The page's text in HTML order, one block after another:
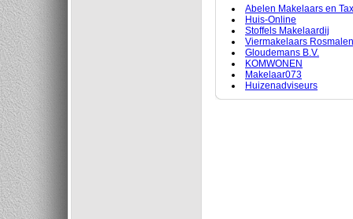
Abelen Makelaars en
Huis-Online
Stoffels Makelaardij
Viermakelaars Rosmalen
Gloudemans B.V.
KOMWONEN
Makelaar073
Huizenadviseurs